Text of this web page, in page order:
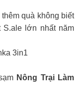
quà không biết
lớn nhất năm
3in1
Nông Trại Làm